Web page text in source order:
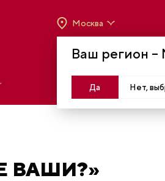
Ваш регион –
Да Нет,
Москва
МОСКВА,
Войти
ВАШИ?»